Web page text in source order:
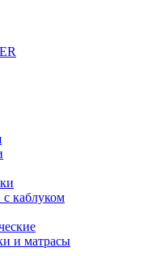
с каблуком
и матрасы